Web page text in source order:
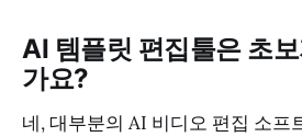
AI 템플릿 편집툴은 초
가요?
네, 대부분의 AI 비디오 편집 소프